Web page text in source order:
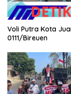
Voli Putra Kota
0111/Bireuen